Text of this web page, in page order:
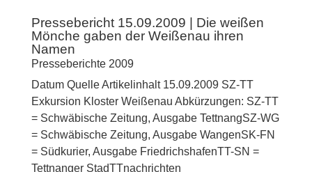
Pressebericht 15.09.2009 | Die weißen
Mönche gaben der Weißenau ihren
Namen
Presseberichte 2009
Datum Quelle Artikelinhalt 15.09.2009 SZ-TT
Exkursion Kloster Weißenau Abkürzungen: SZ-TT
= Schwäbische Zeitung, Ausgabe TettnangSZ-WG
= Schwäbische Zeitung, Ausgabe WangenSK-FN
= Südkurier, Ausgabe FriedrichshafenTT-SN =
Tettnanger StadTTnachrichten